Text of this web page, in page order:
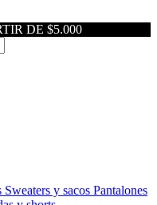
DE $5.000
Sweaters y sacos Pantalones